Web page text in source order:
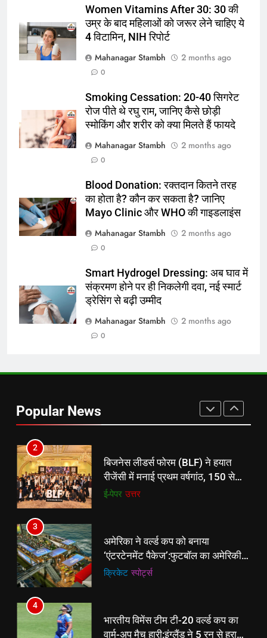
Women Vitamins After 30: 30 की
उम्र के बाद महिलाओं को जरूर लेने चाहिए ये
4 विटामिन, NIH रिपोर्ट
Mahanagar Stambh
2 months ago
0
Smoking Cessation: 20-40 सिगरेट
रोज पीते थे रघु राम, जानिए कैसे छोड़ी
स्मोकिंग और शरीर को क्या मिलते हैं फायदे
Mahanagar Stambh
2 months ago
0
Blood Donation: रक्तदान कितने तरह
का होता है? कौन कर सकता है? जानिए
Mayo Clinic और WHO की गाइडलाइंस
Mahanagar Stambh
2 months ago
0
Smart Hydrogel Dressing: अब घाव में
संक्रमण होने पर ही निकलेगी दवा, नई स्मार्ट
ड्रेसिंग से बढ़ी उम्मीद
Mahanagar Stambh
2 months ago
0
Popular News
करेंगे:नाइटक्लब केस के चलते स्टोक्स-
एटकिंसन दूसरे टेस्ट से बाहर; आर्चर की
वापसी
क्रिकेट ‎स्पोर्ट्स
6
अररिया में ‘जीरो ऑफिस डे’ अभियान
कार्ड बनाने की अपील, कल भी आयोजन
पूर्व राज्य
7
किशनगंज में रेतुआ नदी पर बना डायवर्सन
बहा:दर्जनों गांवों का संपर्क टूटा, 12 KM
लंबी दूरी तय कर रहे लोग
पूर्व राज्य
8
रूट 4 साल बाद इंग्लैंड की कप्तानी
करेंगे:नाइटक्लब केस के चलते स्टोक्स-
वापसी
1
शेपिंग फ्यूचर के बैनर तले डॉक्टरों और
चार्टर्ड अकाउंटेंट्स के बीच रोमांचक
बैडमिंटन प्रतियोगिता
ई-पेपर
2
रीजेंसी में मनाई प्रथम वर्षगांठ, 150 से
अधिक उद्योगपति एवं पेशेवर हुए शामिल
3
अमेरिका ने वर्ल्ड कप को बनाया
‘एंटरटेनमेंट पैकेज’:फुटबॉल का अमेरिकी
मेकओवर, कई मेगा कॉन्सर्ट; मशहूर हस्तियों
क्रिकेट ‎स्पोर्ट्स
4
भारतीय विमेंस टीम टी-20 वर्ल्ड कप का
वार्म-अप मैच हारी:इंग्लैंड ने 5 रन से हराया;
ऋचा घोष की फिफ्टी बेकार
क्रिकेट ‎स्पोर्ट्स
5
रूट 4 साल बाद इंग्लैंड की कप्तानी